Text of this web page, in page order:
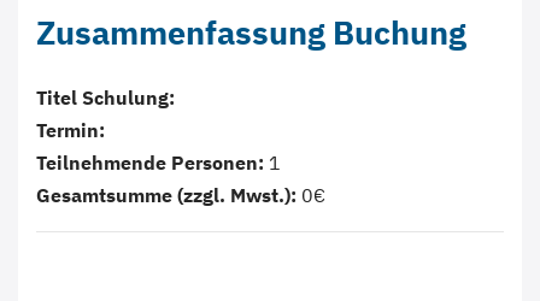
Zusammenfassung Buchung
Titel Schulung:
Termin:
Teilnehmende Personen: 1
Gesamtsumme (zzgl. Mwst.): 0€